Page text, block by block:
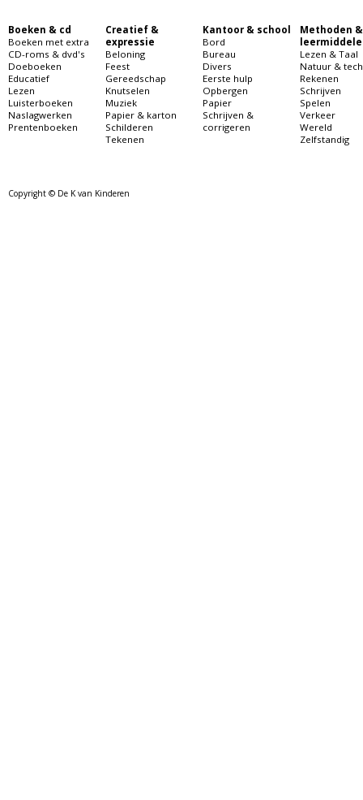
Boeken & cd
Boeken met extra
CD-roms & dvd's
Doeboeken
Educatief
Lezen
Luisterboeken
Naslagwerken
Prentenboeken
Creatief &
expressie
Beloning
Feest
Gereedschap
Knutselen
Muziek
Papier & karton
Schilderen
Tekenen
Kantoor & school
Bord
Bureau
Divers
Eerste hulp
Opbergen
Papier
Schrijven &
corrigeren
Methoden &
Lezen & Taal
Natuur &
Rekenen
Schrijven
Spelen
Verkeer
Wereld
Zelfstandig
Copyright © De K van Kinderen